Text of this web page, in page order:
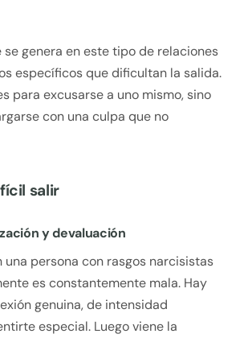
se genera en este tipo de relaciones
específicos que dificultan la salida.
para excusarse a uno mismo, sino
con una culpa que no
salir
y devaluación
una persona con rasgos narcisistas
es constantemente mala. Hay
genuina, de intensidad
especial. Luego viene la